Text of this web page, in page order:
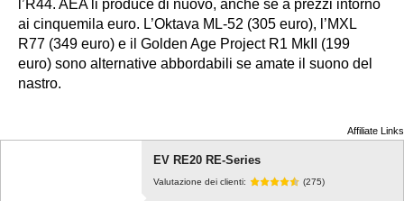
l’R44. AEA li produce di nuovo, anche se a prezzi intorno
ai cinquemila euro. L’Oktava ML-52 (305 euro), l’MXL
R77 (349 euro) e il Golden Age Project R1 MkII (199
euro) sono alternative abbordabili se amate il suono del
nastro.
Affiliate Links
EV RE20 RE-Series
Valutazione dei clienti: (275)